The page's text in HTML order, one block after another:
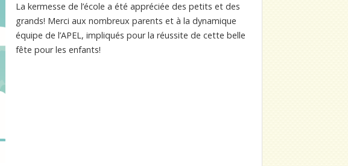
La kermesse de l’école a été appréciée des petits et des
grands! Merci aux nombreux parents et à la dynamique
équipe de l’APEL, impliqués pour la réussite de cette belle
fête pour les enfants!